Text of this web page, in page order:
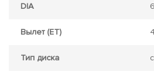
DIA
Вылет (ET)
Тип диска